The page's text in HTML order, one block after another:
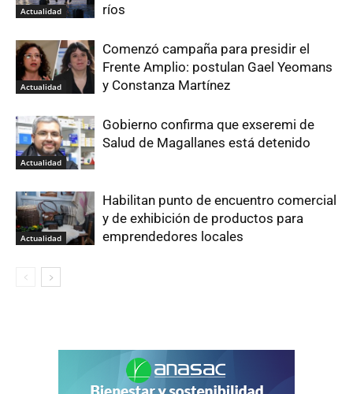
Actualidad
ríos
Actualidad
Comenzó campaña para presidir el
Frente Amplio: postulan Gael Yeomans
y Constanza Martínez
Actualidad
Gobierno confirma que exseremi de
Salud de Magallanes está detenido
Actualidad
Habilitan punto de encuentro comercial
y de exhibición de productos para
emprendedores locales